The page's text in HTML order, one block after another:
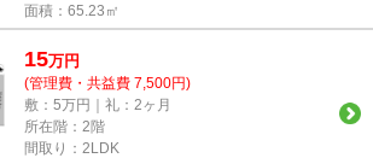
面積：65.23㎡
15万円
(管理費・共益費 7,500円)
敷：5万円｜礼：2ヶ月
所在階：2階
間取り：2LDK